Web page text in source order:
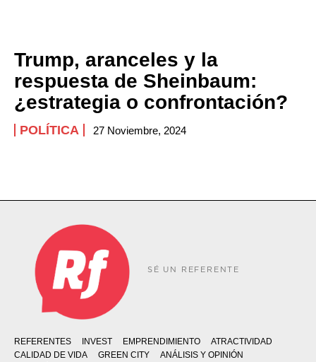
Trump, aranceles y la
respuesta de Sheinbaum:
¿estrategia o confrontación?
POLÍTICA 27 Noviembre, 2024
SÉ UN REFERENTE
REFERENTES INVEST EMPRENDIMIENTO
ATRACTIVIDAD
CALIDAD DE VIDA
GREEN CITY
ANÁLISIS Y OPINIÓN